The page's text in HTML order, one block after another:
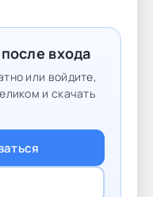
входа
или войдите,
и скачать